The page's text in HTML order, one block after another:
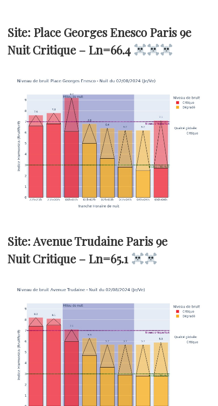
Site: Place Georges Enesco Paris 9e
Nuit Critique – Ln=66.4
Site: Avenue Trudaine Paris 9e
Nuit Critique – Ln=65.1